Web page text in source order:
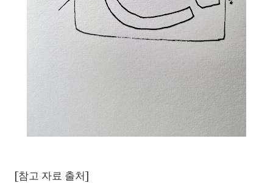
[참고 자료 출처]